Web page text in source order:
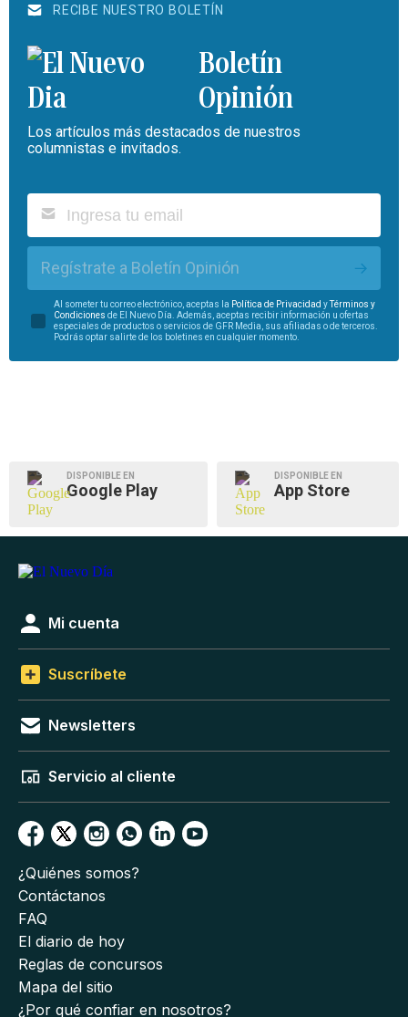
RECIBE NUESTRO BOLETÍN
Boletín
Opinión
Los artículos más destacados de nuestros
columnistas e invitados.
Regístrate a Boletín Opinión
Al someter tu correo electrónico, aceptas la Política de Privacidad y
Términos y
Condiciones de El Nuevo Día. Además, aceptas recibir información u ofertas
especiales de productos o servicios de GFR Media, sus afiliadas o de terceros.
Podrás optar salirte de los boletines en cualquier momento.
DISPONIBLE EN
Google Play
DISPONIBLE EN
App Store
Mi cuenta
Suscríbete
Newsletters
Servicio al cliente
¿Quiénes somos?
Contáctanos
FAQ
El diario de hoy
Reglas de concursos
Mapa del sitio
¿Por qué confiar en nosotros?